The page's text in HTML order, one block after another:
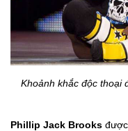
Khoảnh khắc độc thoại
Phillip Jack Brooks